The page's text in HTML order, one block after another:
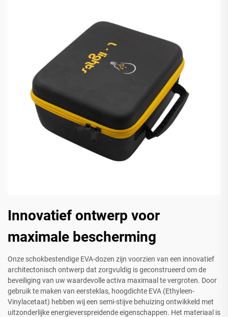
Innovatief ontwerp voor
maximale bescherming
Onze schokbestendige EVA-dozen zijn voorzien van een innovatief
architectonisch ontwerp dat zorgvuldig is geconstrueerd om de
beveiliging van uw waardevolle activa maximaal te vergroten. Door
gebruik te maken van eersteklas, hoogdichte EVA (Ethyleen-
Vinylacetaat) hebben wij een semi-stijve behuizing ontwikkeld met
uitzonderlijke energieverspreidende eigenschappen. Het materiaal is